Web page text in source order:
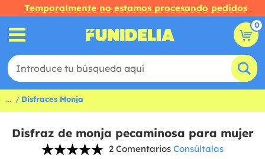
Temporalmente no estamos procesando pedidos
0
... Disfraces Monja
Disfraz de monja pecaminosa para mujer
2 Comentarios Consúltalas